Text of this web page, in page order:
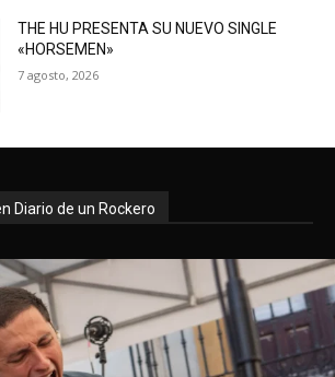
THE HU PRESENTA SU NUEVO SINGLE
«HORSEMEN»
7 agosto, 2026
Diario de un Rockero